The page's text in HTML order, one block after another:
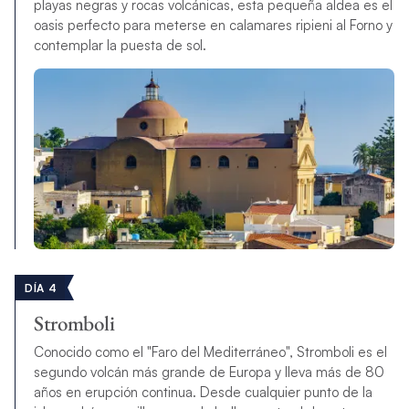
playas negras y rocas volcánicas, esta pequeña aldea es el
oasis perfecto para meterse en calamares ripieni al Forno y
contemplar la puesta de sol.
DÍA 4
Stromboli
Conocido como el "Faro del Mediterráneo", Stromboli es el
segundo volcán más grande de Europa y lleva más de 80
años en erupción continua. Desde cualquier punto de la